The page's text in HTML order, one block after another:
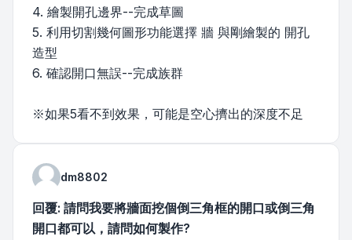
4. 繪製開孔邊界--完成草圖
5. 利用切割幾何圖形功能選擇 牆 與剛繪製的 開孔
造型
6. 確認開口無誤--完成族群
※如果5看不到效果，可能是空心擠出的深度不足
dm8802
回覆: 請問我要將牆面挖個倒三角框的開口或倒三角
開口都可以，請問如何製作?